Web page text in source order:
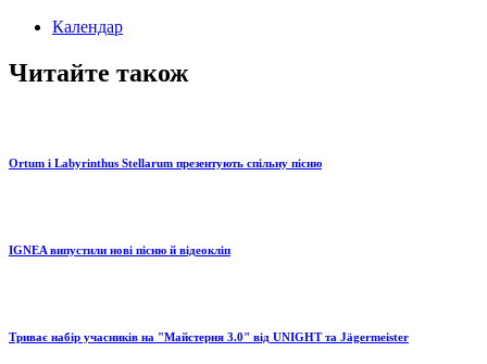
Календар
Читайте також
Ortum і Labyrinthus Stellarum презентують спільну пісню
IGNEA випустили нові пісню й відеокліп
Триває набір учасників на "Майстерня 3.0" від UNIGHT та Jägermeister